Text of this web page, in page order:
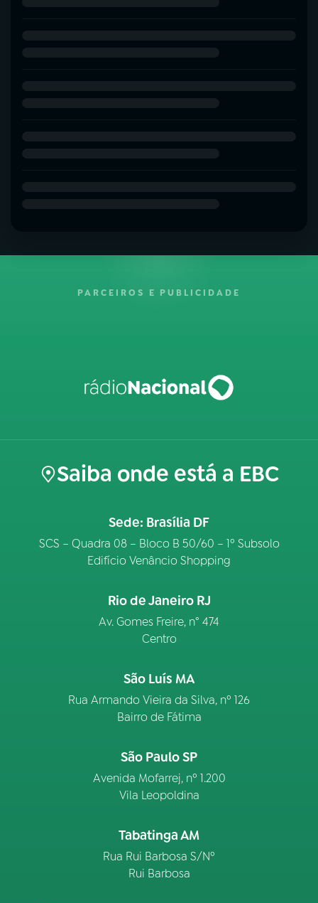
PARCEIROS E PUBLICIDADE
Saiba onde está a EBC
Sede: Brasília DF
SCS – Quadra 08 – Bloco B 50/60 – 1º Subsolo
Edifício Venâncio Shopping
Rio de Janeiro RJ
Av. Gomes Freire, n° 474
Centro
São Luís MA
Rua Armando Vieira da Silva, nº 126
Bairro de Fátima
São Paulo SP
Avenida Mofarrej, nº 1.200
Vila Leopoldina
Tabatinga AM
Rua Rui Barbosa S/Nº
Rui Barbosa